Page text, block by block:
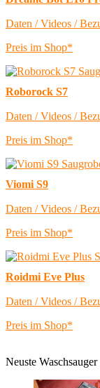
Daten / Videos /
Preis im Shop*
Roborock S7
Daten / Videos /
Preis im Shop*
Viomi S9
Daten / Videos /
Preis im Shop*
Roidmi Eve Plus
Daten / Videos /
Preis im Shop*
Neuste